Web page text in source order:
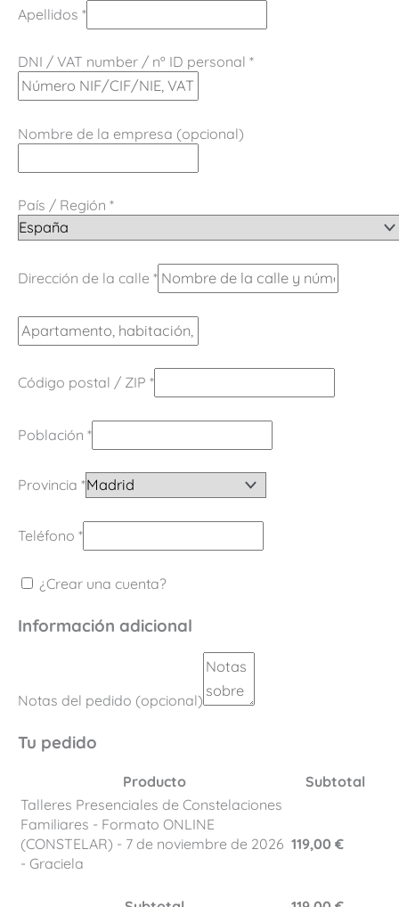
Apellidos *
DNI / VAT number / nº ID personal *
Nombre de la empresa (opcional)
País / Región *
Dirección de la calle *
Código postal / ZIP *
Población *
Provincia *
Teléfono *
¿Crear una cuenta?
Información adicional
Notas del pedido (opcional)
Tu pedido
Producto
Subtotal
Talleres Presenciales de Constelaciones
Familiares - Formato ONLINE
(CONSTELAR) - 7 de noviembre de 2026
- Graciela
119,00 €